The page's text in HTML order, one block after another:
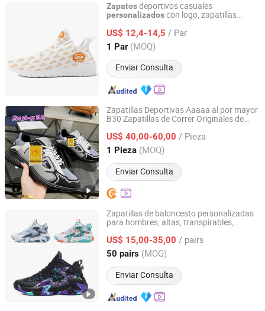
Zapatosdeportivos casuales
personalizadoscon logo, zapatillas
US$ 12,4-14,5 / Par
1 Par (MOQ)
Enviar Consulta
Putian Fengni Trading Co., Ltd.
Fujian, China Desde 2026
Zapatillas Deportivas Aaaaa al por mayor
B30 Zapatillas de Correr Originales de
Zapatillas Deportivas Personalizadas con
Amortiguación Transpirable 1: 1 Réplica
US$ 40,00-60,00 / Pieza
1 Pieza (MOQ)
Enviar Consulta
Quanzhou Shuheng Network Technology Co., Ltd.
Fujian, China Desde 2026
Zapatillas de baloncesto personalizadas
para hombres, altas, transpirables,
US$ 15,00-35,00 / pairs
50 pairs (MOQ)
Enviar Consulta
Quanzhou Taihui Shoes Co., Ltd
Fujian, China Desde 2024